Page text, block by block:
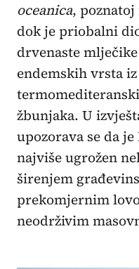
oceanica,
dok je priobalni
drvenaste
endemskih vrsta
žbunjaka. U
upozorava se da
najviše ugrožen
širenjem
prekomjernim
neodrživim